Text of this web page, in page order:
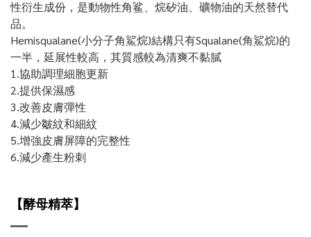
性衍生成份，是動物性角鲨、烷矽油、礦物油的天然替代
品。
Hemisqualane(小分子角鯊烷)結構只有Squalane(角鯊烷)的
一半，延展性較高，其質感較為清爽不黏膩
1.協助調理細胞更新
2.提供保濕感
3.改善皮膚彈性
4.減少皺紋和細紋
5.增強皮膚屏障的完整性
6.減少產生粉刺
【酵母精萃】